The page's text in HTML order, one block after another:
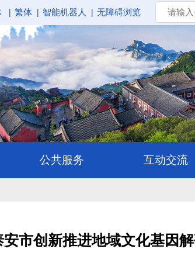
繁体 智能机器人 无障碍浏览
市创新推进地域文化基因解